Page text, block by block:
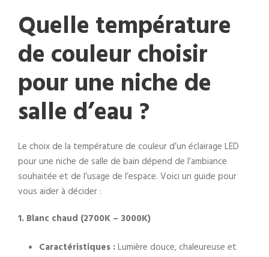
Quelle température
de couleur choisir
pour une niche de
salle d’eau ?
Le choix de la température de couleur d’un éclairage LED
pour une niche de salle de bain dépend de l’ambiance
souhaitée et de l’usage de l’espace. Voici un guide pour
vous aider à décider :
1. Blanc chaud (2700K – 3000K)
Caractéristiques :Lumière douce, chaleureuse et